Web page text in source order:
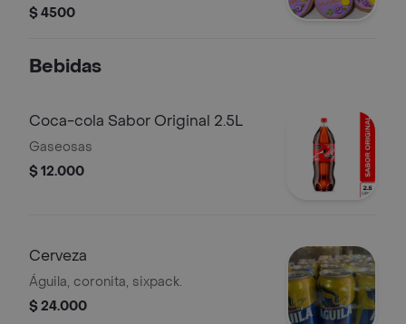
Madre.
$ 4500
Bebidas
Coca-cola Sabor Original 2.5L
Gaseosas
$ 12.000
Cerveza
Águila, coronita, sixpack.
$ 24.000